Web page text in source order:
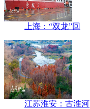
上海：“双龙”回
江苏淮安：古淮河